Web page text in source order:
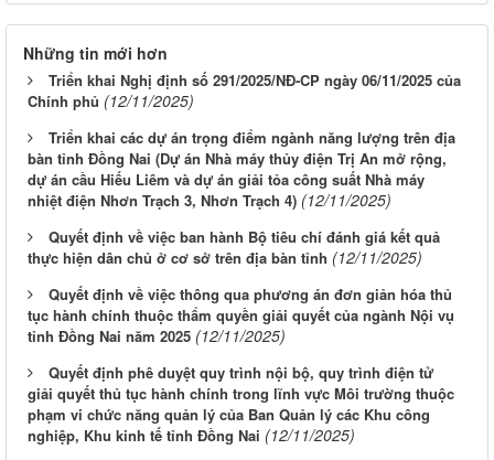
Những tin mới hơn
Triển khai Nghị định số 291/2025/NĐ-CP ngày 06/11/2025 của
Chính phủ (12/11/2025)
Triển khai các dự án trọng điểm ngành năng lượng trên địa
bàn tỉnh Đồng Nai (Dự án Nhà máy thủy điện Trị An mở rộng,
dự án cầu Hiếu Liêm và dự án giải tỏa công suất Nhà máy
nhiệt điện Nhơn Trạch 3, Nhơn Trạch 4) (12/11/2025)
Quyết định về việc ban hành Bộ tiêu chí đánh giá kết quả
thực hiện dân chủ ở cơ sở trên địa bàn tỉnh (12/11/2025)
Quyết định về việc thông qua phương án đơn giản hóa thủ
tục hành chính thuộc thẩm quyền giải quyết của ngành Nội vụ
tỉnh Đồng Nai năm 2025 (12/11/2025)
Quyết định phê duyệt quy trình nội bộ, quy trình điện tử
giải quyết thủ tục hành chính trong lĩnh vực Môi trường thuộc
phạm vi chức năng quản lý của Ban Quản lý các Khu công
nghiệp, Khu kinh tế tỉnh Đồng Nai (12/11/2025)